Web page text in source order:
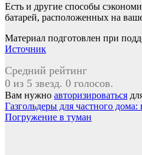
Есть и другие способы
батарей, расположенных на
Материал подготовлен при
Источник
Средний рейтинг
0 из 5 звезд. 0 голосов.
Вам нужно авторизироваться
Навигация
по
Газгольдеры для частного дома:
Погружение в туман